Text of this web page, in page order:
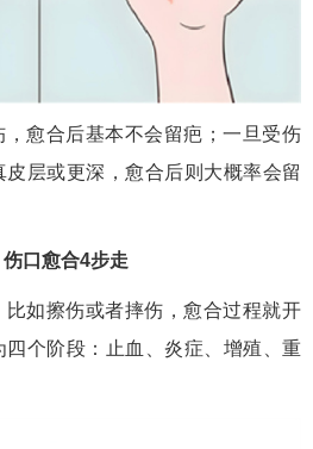
愈合后基本不会留疤；一旦受伤
层或更深，愈合后则大概率会留
伤口愈合4步走
比如擦伤或者摔伤，愈合过程就开
个阶段：止血、炎症、增殖、重